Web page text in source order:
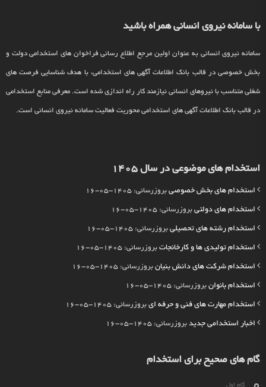
با سامانه نیروی انسانی همراه باشید
سامانه نیروی انسانی به عنوان اولین مرجع اطلاع رسانی فراخوان های استخدامی دولت و
بخش خصوصی در قالب بانک اطلاعات آگهی های استخدامی، با هدف شناسایی فرصت های
شغلی متناسب با نیروهای انسانی نیازمند کار راه اندازی شده است. معرفی منابع استخدامی
در قالب بانک اطلاعات آگهی های استخدامی محوریت فعالیت سامانه نیروی انسانی است.
استخدام های موضوعی در سال 1405
استخدام های بخش خصوصی بروزرسانی: 1405-05-16
استخدام های دولتی بروزرسانی: 1405-05-16
استخدام رشته های تحصیلی بروزرسانی: 1405-05-16
استخدام تولیدی ها و کارخانجات بروزرسانی: 1405-05-16
استخدام شرکت های دانش بنیان بروزرسانی: 1405-05-16
استخدام بانوان بروزرسانی: 1405-05-16
استخدام مهارت های فنی و حرفه ای بروزرسانی: 1405-05-16
اخبار استخدامی جدید بروزرسانی: 1405-05-16
گام های صحیح برای استخدام
گام اول